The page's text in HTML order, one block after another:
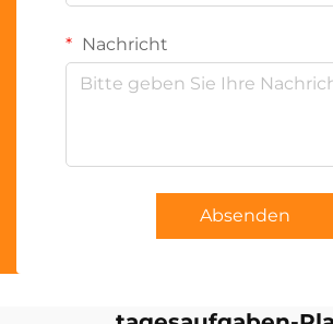
Nachricht
Absenden